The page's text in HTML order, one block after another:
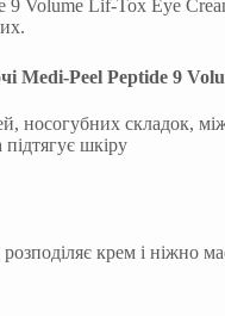
9 Volume Lif-Tox Eye
Medi-Peel Peptide 9
носогубних складок,
шкіру
крем і ніжно